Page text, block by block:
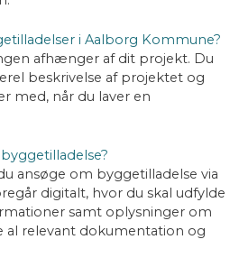
i Aalborg Kommune?
afhænger af dit projekt. Du
beskrivelse af projektet og
med, når du laver en
ansøge om byggetilladelse via
digitalt, hvor du skal udfylde
samt oplysninger om
relevant dokumentation og